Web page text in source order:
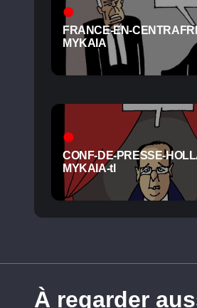
FRANCE-EN-
MYKAIA
CONF-DE-PRESSE-
MYKAIA-tl
À regarder